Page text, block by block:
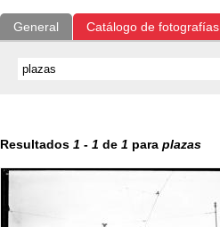
General Catálogo de fotografías
Resultados 1 - 1 de 1 para plazas